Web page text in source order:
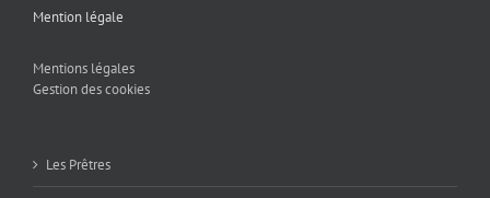
Mention légale
Mentions légales
Gestion des cookies
Les Prêtres